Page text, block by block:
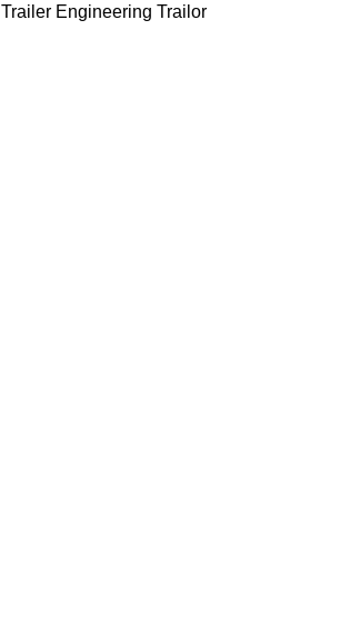
Trailer Engineering Trailor